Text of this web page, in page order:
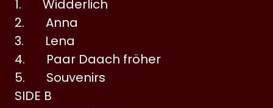
1. Widderlich
2. Anna
3. Lena
4. Paar Daach fröher
5. Souvenirs
SIDE B